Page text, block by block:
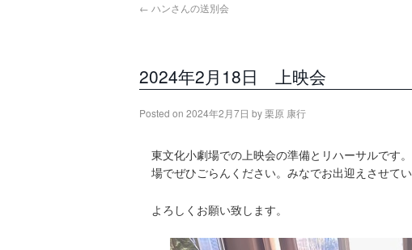
← ハンさんの送別会
2024年2月18日 上映会
Posted on 2024年2月7日 by栗原 康行
東文化小劇場での上映会の準備とリハーサルです
場でぜひごらんください。みなでお出迎えさせてい
よろしくお願い致します。